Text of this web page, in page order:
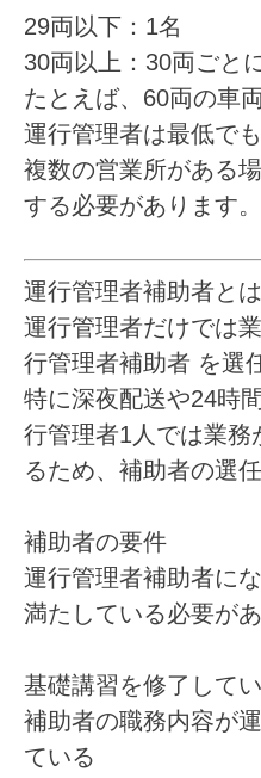
29両以下：1名
30両以上：30両ごと
たとえば、60両の車
運行管理者は最低で
複数の営業所がある
する必要があります。
運行管理者補助者と
運行管理者だけでは
行管理者補助者 を選
特に深夜配送や24時
行管理者1人では業務
るため、補助者の選
補助者の要件
運行管理者補助者に
満たしている必要があ
基礎講習を修了して
補助者の職務内容が
ている